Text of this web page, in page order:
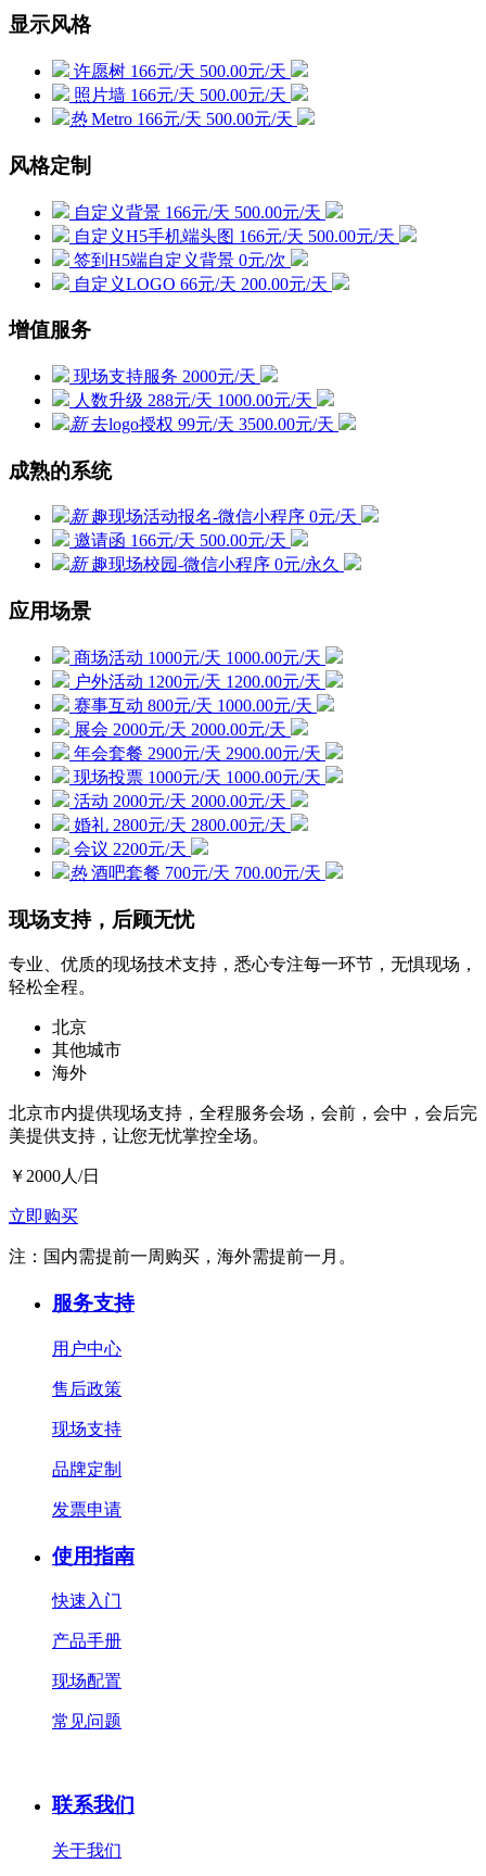
显示风格
许愿树 166元/天 500.00元/天
照片墙 166元/天 500.00元/天
热 Metro 166元/天 500.00元/天
风格定制
自定义背景 166元/天 500.00元/天
自定义H5手机端头图 166元/天 500.00元/天
签到H5端自定义背景 0元/次
自定义LOGO 66元/天 200.00元/天
增值服务
现场支持服务 2000元/天
人数升级 288元/天 1000.00元/天
新 去logo授权 99元/天 3500.00元/天
成熟的系统
新 趣现场活动报名-微信小程序 0元/天
邀请函 166元/天 500.00元/天
新 趣现场校园-微信小程序 0元/永久
应用场景
商场活动 1000元/天 1000.00元/天
户外活动 1200元/天 1200.00元/天
赛事互动 800元/天 1000.00元/天
展会 2000元/天 2000.00元/天
年会套餐 2900元/天 2900.00元/天
现场投票 1000元/天 1000.00元/天
活动 2000元/天 2000.00元/天
婚礼 2800元/天 2800.00元/天
会议 2200元/天
热 酒吧套餐 700元/天 700.00元/天
现场支持，后顾无忧
专业、优质的现场技术支持，悉心专注每一环节，无惧现场，
轻松全程。
北京
其他城市
海外
北京市内提供现场支持，全程服务会场，会前，会中，会后完
美提供支持，让您无忧掌控全场。
￥ 2000人/日
立即购买
注：国内需提前一周购买，海外需提前一月。
服务支持
用户中心
售后政策
现场支持
品牌定制
发票申请
使用指南
快速入门
产品手册
现场配置
常见问题
联系我们
关于我们